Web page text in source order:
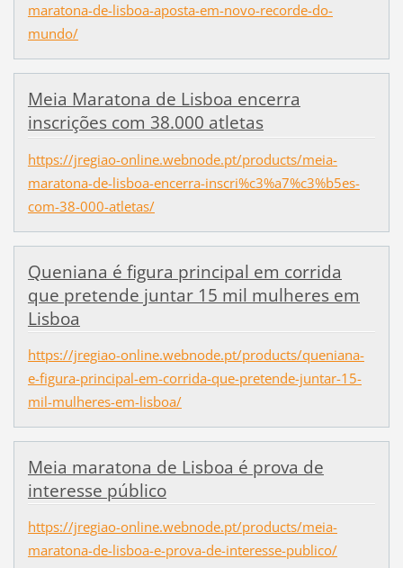
maratona-de-lisboa-aposta-em-novo-recorde-do-
mundo/
Meia Maratona de Lisboa encerra
inscrições com 38.000 atletas
https://jregiao-online.webnode.pt/products/meia-
maratona-de-lisboa-encerra-inscri%c3%a7%c3%b5es-
com-38-000-atletas/
Queniana é figura principal em corrida
que pretende juntar 15 mil mulheres em
Lisboa
https://jregiao-online.webnode.pt/products/queniana-
e-figura-principal-em-corrida-que-pretende-juntar-15-
mil-mulheres-em-lisboa/
Meia maratona de Lisboa é prova de
interesse público
https://jregiao-online.webnode.pt/products/meia-
maratona-de-lisboa-e-prova-de-interesse-publico/